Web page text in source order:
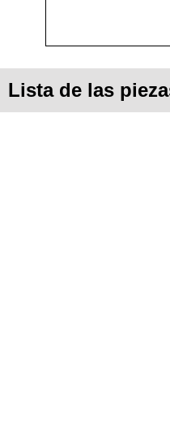
Lista de las